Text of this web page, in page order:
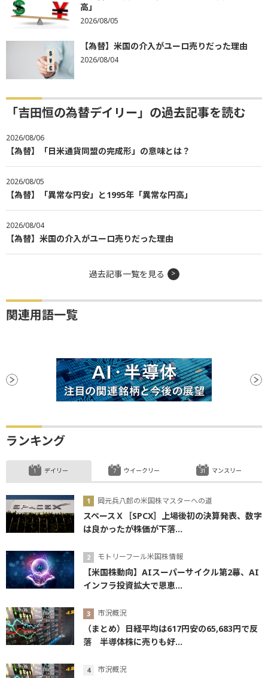
高」
2026/08/05
【為替】米国の介入がユーロ売りだった理由
2026/08/04
「吉田恒の為替デイリー」の過去記事を読む
2026/08/06
【為替】「日米通貨同盟の完成形」の意味とは？
2026/08/05
【為替】「異常な円安」と1995年「異常な円高」
2026/08/04
【為替】米国の介入がユーロ売りだった理由
過去記事一覧を見る
関連用語一覧
ランキング
デイリー
岡元兵八郎の米国株マスターへの道
スペースＸ［SPCX］上場後初の決算発表、数字
は良かったが株価が下落...
モトリーフール米国株情報
【米国株動向】AIスーパーサイクル第2幕、AI
インフラ投資拡大で恩恵...
市況概況
（まとめ）日経平均は617円安の65,683円で反
落 半導体株に売りも好...
市況概況
ウイークリー マンスリー